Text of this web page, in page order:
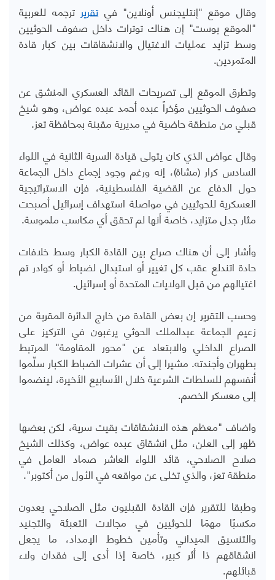
وقال موقع "إنتليجنس أونلاين" في تقرير ترجمه للعربية
"الموقع بوست" إن هناك توترات داخل صفوف الحوثيين
وسط تزايد عمليات الاغتيال والانشقاقات بين كبار قادة
المتمردين.
وتطرق الموقع إلى تصريحات القائد العسكري المنشق عن
صفوف الحوثيين مؤخراً عبده أحمد عبده عواض، وهو شيخ
قبلي من منطقة حاضية في مديرية مقبنة بمحافظة تعز.
وقال عواض الذي كان يتولى قيادة السرية الثانية في اللواء
السادس كرار (مشاة)، إنه ورغم وجود إجماع داخل الجماعة
حول الدفاع عن القضية الفلسطينية، فإن الاستراتيجية
العسكرية للحوثيين في مواصلة استهداف إسرائيل أصبحت
مثار جدل متزايد، خاصة أنها لم تحقق أي مكاسب ملموسة.
وأشار إلى أن هناك صراع بين القادة الكبار وسط خلافات
حادة اتندلع عقب كل تغيير أو استبدال لضباط أو كوادر تم
اغتيالهم من قبل الولايات المتحدة أو إسرائيل.
وحسب التقرير إن بعض القادة من خارج الدائرة المقربة من
زعيم الجماعة عبدالملك الحوثي يرغبون في التركيز على
الصراع الداخلي والابتعاد عن "محور المقاومة" المرتبط
بطهران وأجندته. مشيرا إلى أن عشرات الضباط الكبار سلّموا
أنفسهم للسلطات الشرعية خلال الأسابيع الأخيرة، لينضموا
إلى معسكر الخصم.
واضاف "معظم هذه الانشقاقات بقيت سرية، لكن بعضها
ظهر إلى العلن، مثل انشقاق عبده عواض، وكذلك الشيخ
صلاح الصلاحي، قائد اللواء العاشر صماد العامل في
منطقة تعز، والذي تخلى عن مواقعه في الأول من أكتوبر".
وطبقا للتقرير فإن القادة القبليون مثل الصلاحي يعدون
مكسبًا مهمًا للحوثيين في مجالات التعبئة والتجنيد
والتنسيق الميداني وتأمين خطوط الإمداد، ما يجعل
انشقاقهم ذا أثر كبير، خاصة إذا أدى إلى فقدان ولاء
قبائلهم.